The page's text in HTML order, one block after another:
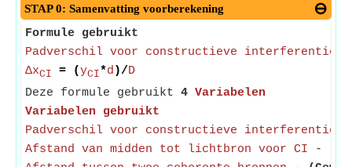
STAP 0: Samenvatting voorberekening
Formule gebruikt
Padverschil voor constructieve interferentie
ΔxCI = (yCI*d )/D
Deze formule gebruikt 4 Variabelen
Variabelen gebruikt
Padverschil voor constructieve interferentie
Afstand van midden tot lichtbron voor CI -